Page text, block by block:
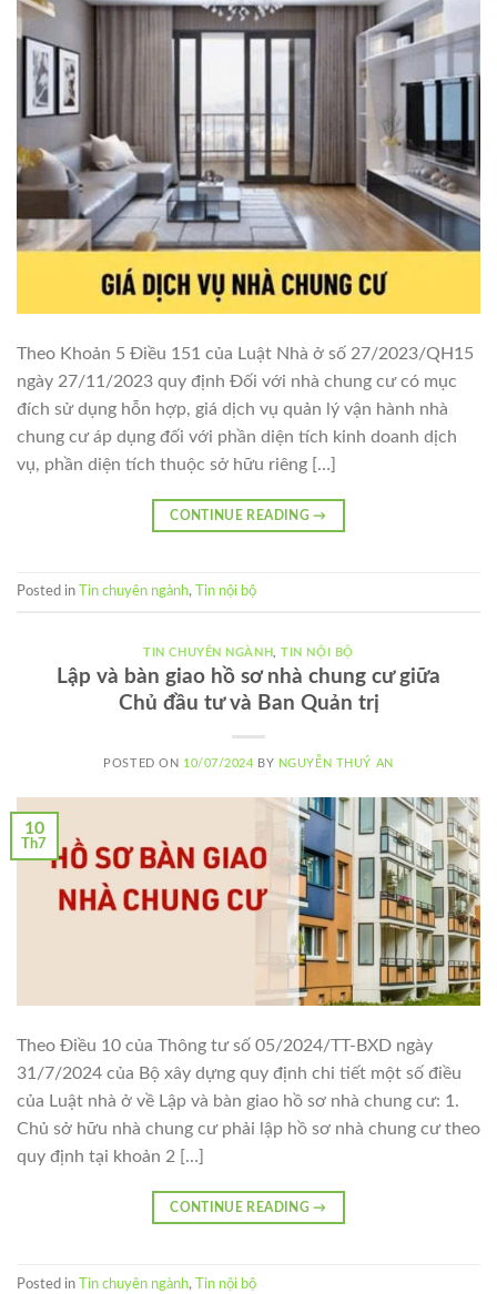
Theo Khoản 5 Điều 151 của Luật Nhà ở số 27/2023/QH15
ngày 27/11/2023 quy định Đối với nhà chung cư có mục
đích sử dụng hỗn hợp, giá dịch vụ quản lý vận hành nhà
chung cư áp dụng đối với phần diện tích kinh doanh dịch
vụ, phần diện tích thuộc sở hữu riêng […]
CONTINUE READING→
Posted in Tin chuyên ngành, Tin nội bộ
TIN CHUYÊN NGÀNH ,TIN NỘI BỘ
Lập và bàn giao hồ sơ nhà chung cư giữa
Chủ đầu tư và Ban Quản trị
POSTED ON 10/07/2024 BY NGUYỄN THUÝ AN
10
Th7
Theo Điều 10 của Thông tư số 05/2024/TT-BXD ngày
31/7/2024 của Bộ xây dựng quy định chi tiết một số điều
của Luật nhà ở về Lập và bàn giao hồ sơ nhà chung cư: 1.
Chủ sở hữu nhà chung cư phải lập hồ sơ nhà chung cư theo
quy định tại khoản 2 […]
CONTINUE READING→
Posted in Tin chuyên ngành, Tin nội bộ